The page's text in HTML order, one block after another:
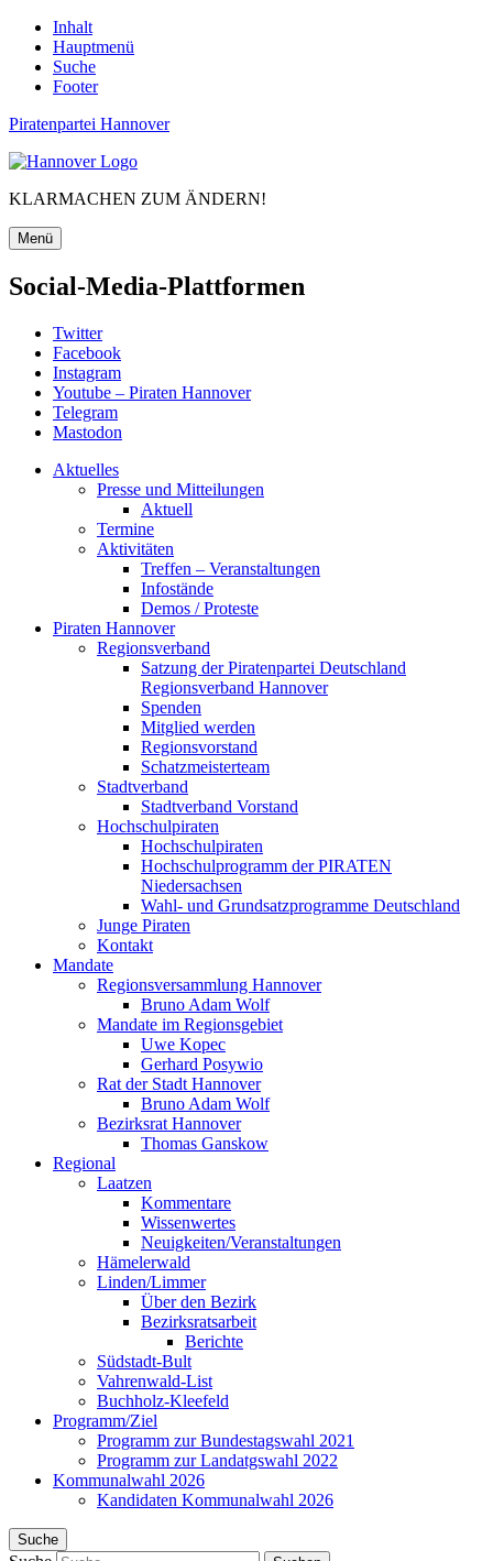
Inhalt
Hauptmenü
Suche
Footer
Piratenpartei Hannover
KLARMACHEN ZUM ÄNDERN!
Menü
Social-Media-Plattformen
Twitter
Facebook
Instagram
Youtube – Piraten Hannover
Telegram
Mastodon
Aktuelles
Presse und Mitteilungen
Aktuell
Termine
Aktivitäten
Treffen – Veranstaltungen
Infostände
Demos / Proteste
Piraten Hannover
Regionsverband
Satzung der Piratenpartei Deutschland
Regionsverband Hannover
Spenden
Mitglied werden
Regionsvorstand
Schatzmeisterteam
Stadtverband
Stadtverband Vorstand
Hochschulpiraten
Hochschulpiraten
Hochschulprogramm der PIRATEN
Niedersachsen
Wahl- und Grundsatzprogramme Deutschland
Junge Piraten
Kontakt
Mandate
Regionsversammlung Hannover
Bruno Adam Wolf
Mandate im Regionsgebiet
Uwe Kopec
Gerhard Posywio
Rat der Stadt Hannover
Bruno Adam Wolf
Bezirksrat Hannover
Thomas Ganskow
Regional
Laatzen
Kommentare
Wissenwertes
Neuigkeiten/Veranstaltungen
Hämelerwald
Linden/Limmer
Über den Bezirk
Bezirksratsarbeit
Berichte
Südstadt-Bult
Vahrenwald-List
Buchholz-Kleefeld
Programm/Ziel
Programm zur Bundestagswahl 2021
Programm zur Landatgswahl 2022
Kommunalwahl 2026
Kandidaten Kommunalwahl 2026
Suche